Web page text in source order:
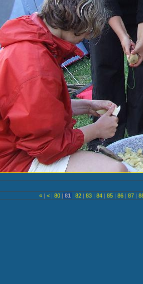
« | < | 80 | 81 | 82 | 83 | 84 | 85 | 86 | 87 |